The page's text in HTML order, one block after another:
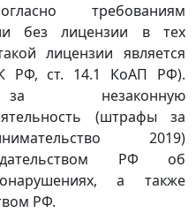
требованиям
без лицензии в тех
лицензии является
РФ, ст. 14.1 КоАП РФ).
за незаконную
(штрафы за
2019)
РФ об
а также
РФ.